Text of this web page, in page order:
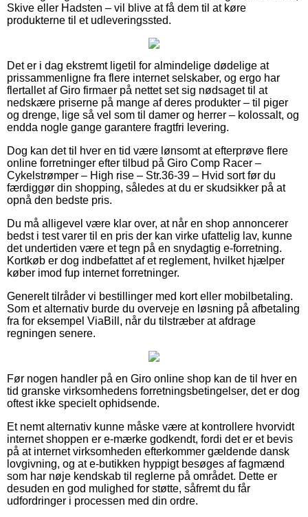
Skive eller Hadsten – vil blive at få dem til at køre
produkterne til et udleveringssted.
Det er i dag ekstremt ligetil for almindelige dødelige at
prissammenligne fra flere internet selskaber, og ergo har
flertallet af Giro firmaer på nettet set sig nødsaget til at
nedskære priserne på mange af deres produkter – til piger
og drenge, lige så vel som til damer og herrer – kolossalt, og
endda nogle gange garantere fragtfri levering.
Dog kan det til hver en tid være lønsomt at efterprøve flere
online forretninger efter tilbud på Giro Comp Racer –
Cykelstrømper – High rise – Str.36-39 – Hvid sort før du
færdiggør din shopping, således at du er skudsikker på at
opnå den bedste pris.
Du må alligevel være klar over, at når en shop annoncerer
bedst i test varer til en pris der kan virke ufattelig lav, kunne
det undertiden være et tegn på en snydagtig e-forretning.
Kortkøb er dog indbefattet af et reglement, hvilket hjælper
køber imod fup internet forretninger.
Generelt tilråder vi bestillinger med kort eller mobilbetaling.
Som et alternativ burde du overveje en løsning på afbetaling
fra for eksempel ViaBill, når du tilstræber at afdrage
regningen senere.
Før nogen handler på en Giro online shop kan de til hver en
tid granske virksomhedens forretningsbetingelser, det er dog
oftest ikke specielt ophidsende.
Et nemt alternativ kunne måske være at kontrollere hvorvidt
internet shoppen er e-mærke godkendt, fordi det er et bevis
på at internet virksomheden efterkommer gældende dansk
lovgivning, og at e-butikken hyppigt besøges af fagmænd
som har nøje kendskab til reglerne på området. Dette er
desuden en god mulighed for støtte, såfremt du får
udfordringer i processen med din ordre.